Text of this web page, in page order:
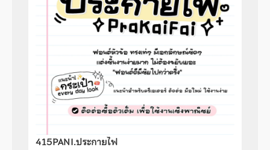
415PANI.ประกายไฟ